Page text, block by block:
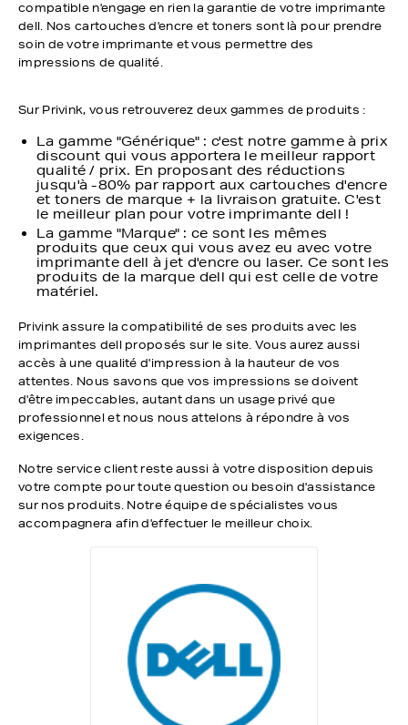
compatible n'engage en rien la garantie de votre imprimante
dell. Nos cartouches d'encre et toners sont là pour prendre
soin de votre imprimante et vous permettre des
impressions de qualité.
Sur Privink, vous retrouverez deux gammes de produits :
La gamme "Générique" : c'est notre gamme à prix
discount qui vous apportera le meilleur rapport
qualité / prix. En proposant des réductions
jusqu'à -80% par rapport aux cartouches d'encre
et toners de marque + la livraison gratuite. C'est
le meilleur plan pour votre imprimante dell !
La gamme "Marque" : ce sont les mêmes
produits que ceux qui vous avez eu avec votre
imprimante dell à jet d'encre ou laser. Ce sont les
produits de la marque dell qui est celle de votre
matériel.
Privink assure la compatibilité de ses produits avec les
imprimantes dell proposés sur le site. Vous aurez aussi
accès à une qualité d'impression à la hauteur de vos
attentes. Nous savons que vos impressions se doivent
d'être impeccables, autant dans un usage privé que
professionnel et nous nous attelons à répondre à vos
exigences.
Notre service client reste aussi à votre disposition depuis
votre compte pour toute question ou besoin d'assistance
sur nos produits. Notre équipe de spécialistes vous
accompagnera afin d'effectuer le meilleur choix.